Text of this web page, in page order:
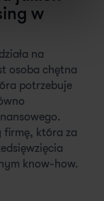
w
na
osoba chętna
potrzebuje
firmę, która za
know-how.